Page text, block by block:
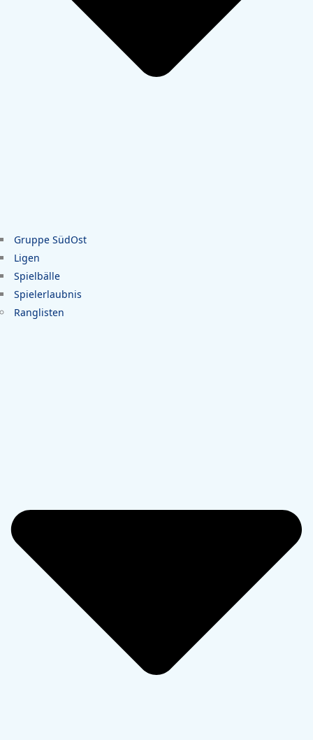
Gruppe SüdOst
Ligen
Spielbälle
Spielerlaubnis
Ranglisten